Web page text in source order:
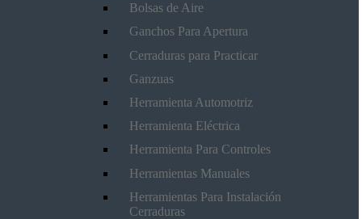
Bolsas de Aire
Ganchos Para Apertura
Cerraduras para Practicar
Ganzuas
Herramienta Automotriz
Herramienta Eléctrica
Herramienta Para Controles
Herramientas Manuales
Herramientas Para Instalación
Cerraduras